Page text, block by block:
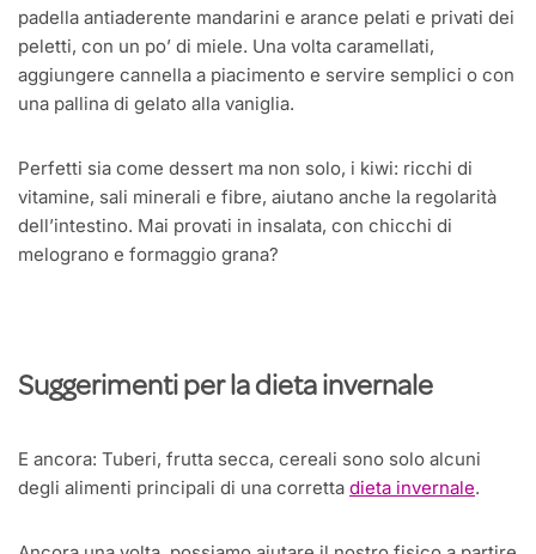
padella antiaderente mandarini e arance pelati e privati dei
peletti, con un po’ di miele. Una volta caramellati,
aggiungere cannella a piacimento e servire semplici o con
una pallina di gelato alla vaniglia.
Perfetti sia come dessert ma non solo, i kiwi: ricchi di
vitamine, sali minerali e fibre, aiutano anche la regolarità
dell’intestino. Mai provati in insalata, con chicchi di
melograno e formaggio grana?
Suggerimenti per la dieta invernale
E ancora: Tuberi, frutta secca, cereali sono solo alcuni
degli alimenti principali di una corretta dieta invernale.